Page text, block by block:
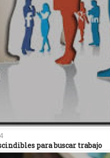
para buscar trabajo